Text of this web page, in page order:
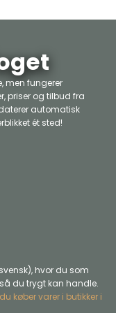
men fungerer
priser og tilbud fra
automatisk
ét sted!
hvor du som
du trygt kan handle.
køber varer i butikker i